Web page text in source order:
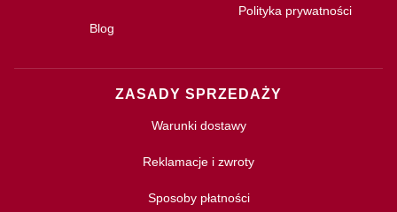
Blog
Polityka prywatności
ZASADY SPRZEDAŻY
Warunki dostawy
Reklamacje i zwroty
Sposoby płatności